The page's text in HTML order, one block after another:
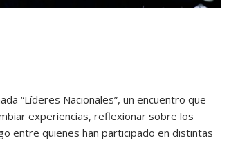
“Líderes Nacionales”, un encuentro que
experiencias, reflexionar sobre los
entre quienes han participado en distintas